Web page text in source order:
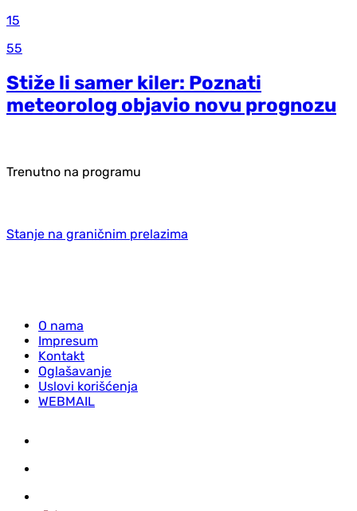
15
55
Stiže li samer kiler: Poznati
meteorolog objavio novu prognozu
Trenutno na programu
Stanje na graničnim prelazima
O nama
Impresum
Kontakt
Oglašavanje
Uslovi korišćenja
WEBMAIL